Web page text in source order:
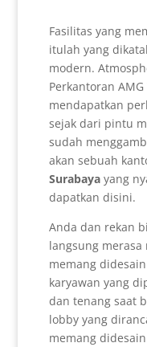
Fasilitas yang
itulah yang
modern.
Perkantoran
mendapatkan
sejak dari pintu
sudah
akan sebuah
Surabaya yang
dapatkan disini.
Anda dan rekan
langsung
memang
karyawan yang
dan tenang saat
lobby yang
memang